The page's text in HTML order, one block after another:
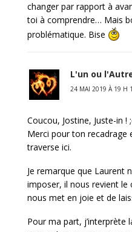
changer par rapport à
toi à comprendre… Mais
problématique. Bise
L'un ou
24 MAI 2019 À 19 H
Coucou, Jostine, Juste-in !
Merci pour ton recadrage
traverse ici.
Je remarque que Laurent
imposer, il nous revient le
nous met en joie et de
Pour ma part, j’interprète